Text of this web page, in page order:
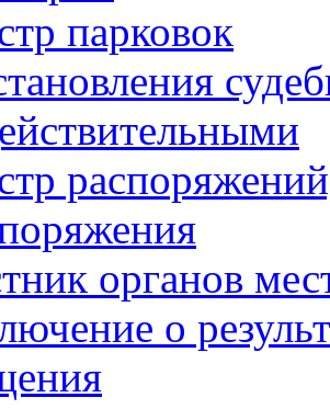
парковок
органов
о